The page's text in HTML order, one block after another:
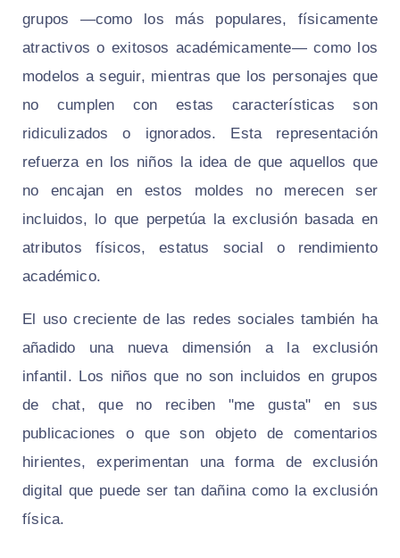
grupos —como los más populares, físicamente
atractivos o exitosos académicamente— como los
modelos a seguir, mientras que los personajes que
no cumplen con estas características son
ridiculizados o ignorados. Esta representación
refuerza en los niños la idea de que aquellos que
no encajan en estos moldes no merecen ser
incluidos, lo que perpetúa la exclusión basada en
atributos físicos, estatus social o rendimiento
académico.
El uso creciente de las redes sociales también ha
añadido una nueva dimensión a la exclusión
infantil. Los niños que no son incluidos en grupos
de chat, que no reciben "me gusta" en sus
publicaciones o que son objeto de comentarios
hirientes, experimentan una forma de exclusión
digital que puede ser tan dañina como la exclusión
física.